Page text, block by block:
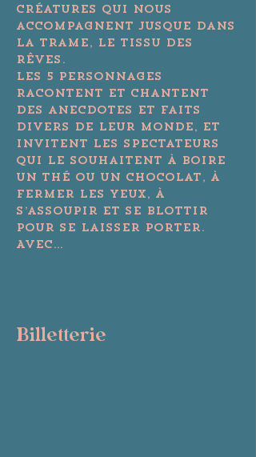
créatures qui nous
accompagnent jusque dans
la Trame, le tissu des
rêves.
Les 5 personnages
racontent et chantent
des anecdotes et faits
divers de leur monde, et
invitent les spectateurs
qui le souhaitent à boire
un thé ou un chocolat, à
fermer les yeux, à
s’assoupir et se blottir
pour se laisser porter.
Avec…
Billetterie